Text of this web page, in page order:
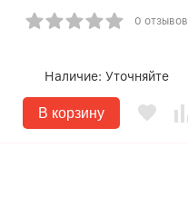
0 отзывов
Наличие: Уточняйте
В корзину